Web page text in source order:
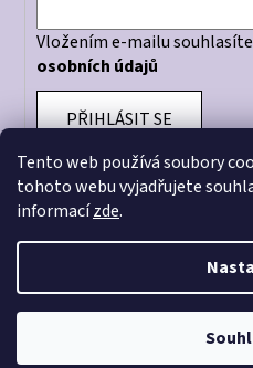
Tento web používá soubory
tohoto webu vyjadřujete
informacízde.
Vložením e-mailu
osobních údajů
PŘIHLÁSIT SE
Otevírací doba